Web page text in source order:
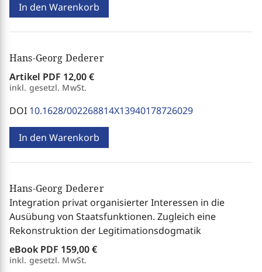
In den Warenkorb
Hans-Georg Dederer
Artikel PDF 12,00 €
inkl. gesetzl. MwSt.
DOI 10.1628/002268814X13940178726029
In den Warenkorb
Hans-Georg Dederer
Integration privat organisierter Interessen in die
Ausübung von Staatsfunktionen. Zugleich eine
Rekonstruktion der Legitimationsdogmatik
eBook PDF 159,00 €
inkl. gesetzl. MwSt.